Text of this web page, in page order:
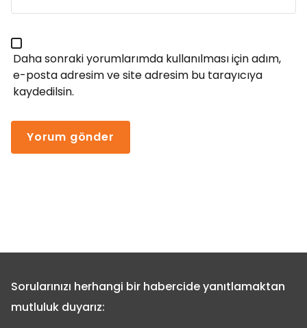
Daha sonraki yorumlarımda kullanılması için adım,
e-posta adresim ve site adresim bu tarayıcıya
kaydedilsin.
Sorularınızı herhangi bir habercide yanıtlamaktan
mutluluk duyarız: